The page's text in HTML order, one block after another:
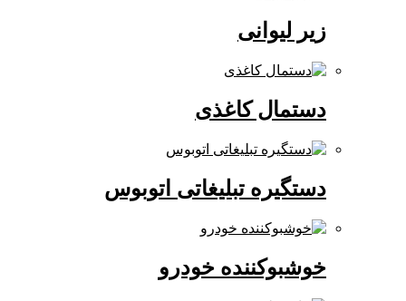
زیر لیوانی
دستمال کاغذی
دستگیره تبلیغاتی اتوبوس
خوشبوکننده خودرو